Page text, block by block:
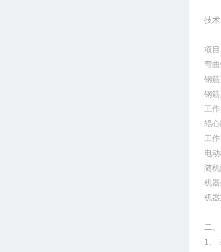
技
项
弯
钢
钢
工
辊
工
电
随
机
机
二
1、